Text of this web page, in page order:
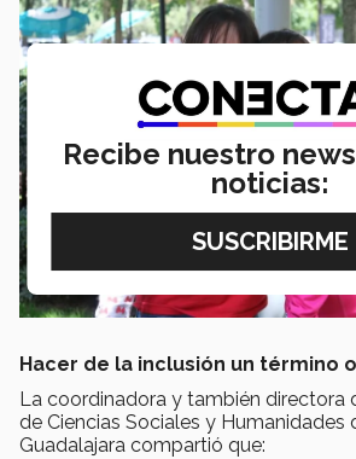
Hacer de la inclusión un término
La coordinadora y también directora
de Ciencias Sociales y Humanidades
Guadalajara compartió que:
Recibe nuestro
noticias: